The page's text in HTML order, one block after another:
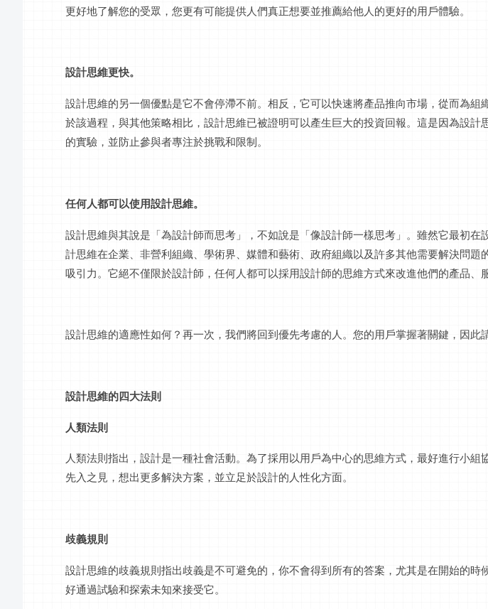
更好地了解您的受眾，您更有可能提供人們真正想要並推薦給他人的更好的用戶體驗。
設計思維更快。
設計思維的另一個優點是它不會停滯不前。相反，它可以快速將產品推向市場，從而為組
於該過程，與其他策略相比，設計思維已被證明可以產生巨大的投資回報。這是因為設計
的實驗，並防止參與者專注於挑戰和限制。
任何人都可以使用設計思維。
設計思維與其說是「為設計師而思考」，不如說是「像設計師一樣思考」。雖然它最初在
計思維在企業、非營利組織、學術界、媒體和藝術、政府組織以及許多其他需要解決問題
吸引力。它絕不僅限於設計師，任何人都可以採用設計師的思維方式來改進他們的產品、
設計思維的適應性如何？再一次，我們將回到優先考慮的人。您的用戶掌握著關鍵，因此
設計思維的四大法則
人類法則
人類法則指出，設計是一種社會活動。為了採用以用戶為中心的思維方式，最好進行小組
先入之見，想出更多解決方案，並立足於設計的人性化方面。
歧義規則
設計思維的歧義規則指出歧義是不可避免的，你不會得到所有的答案，尤其是在開始的時
好通過試驗和探索未知來接受它。